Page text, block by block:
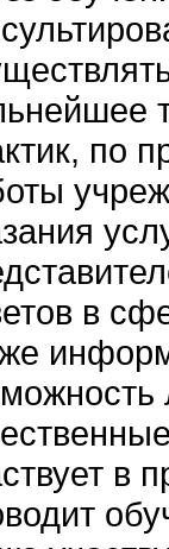
по
в
в